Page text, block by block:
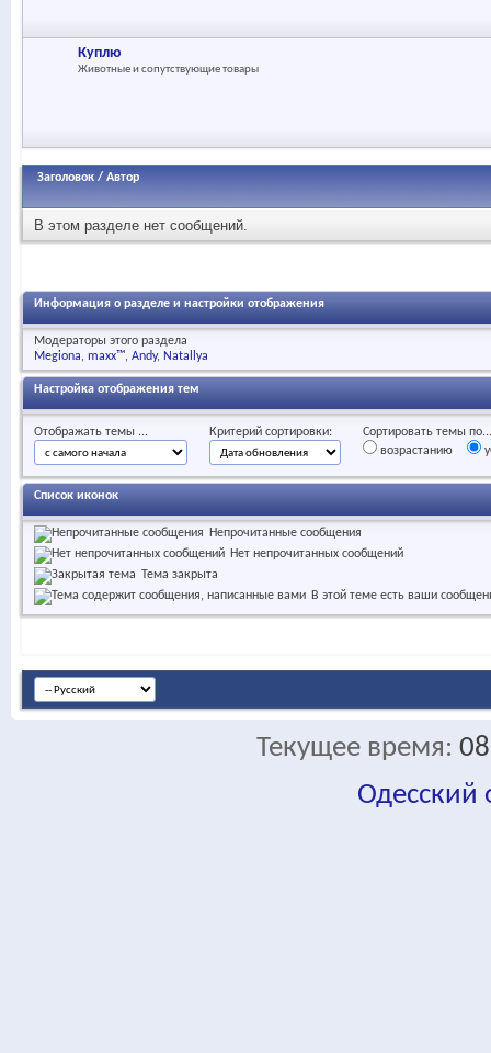
Куплю
Животные и сопутствующие товары
Заголовок / Автор
В этом разделе нет сообщений.
Информация о разделе и настройки отображения
Модераторы этого раздела
Megiona maxx™ Andy Natallya
Настройка отображения тем
Отображать темы ... Критерий сортировки:
Сортировать темы по...
возрастанию
Список иконок
Непрочитанные сообщения
Нет непрочитанных сообщений
Тема закрыта
В этой теме есть ваши
Текущее время:
Одесский